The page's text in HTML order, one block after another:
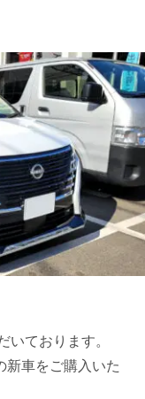
いております。
新車をご購入いた